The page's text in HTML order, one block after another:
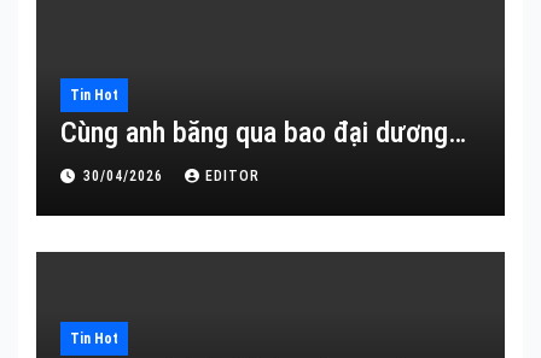
Tin Hot
Cùng anh băng qua bao đại dương…
30/04/2026 EDITOR
Tin Hot